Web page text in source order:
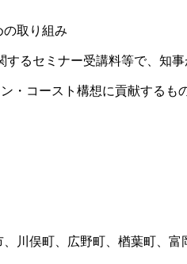
取り組み
るセミナー受講料等で、知事
スト構想に貢献するもの
川俣町、広野町、楢葉町、富